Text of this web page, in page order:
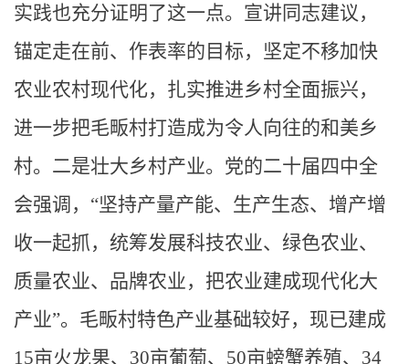
实践也充分证明了这一点。宣讲同志建议，
锚定走在前、作表率的目标，坚定不移加快
农业农村现代化，扎实推进乡村全面振兴，
进一步把毛畈村打造成为令人向往的和美乡
村。二是壮大乡村产业。党的二十届四中全
会强调，“坚持产量产能、生产生态、增产增
收一起抓，统筹发展科技农业、绿色农业、
质量农业、品牌农业，把农业建成现代化大
产业”。毛畈村特色产业基础较好，现已建成
15亩火龙果、30亩葡萄、50亩螃蟹养殖、34